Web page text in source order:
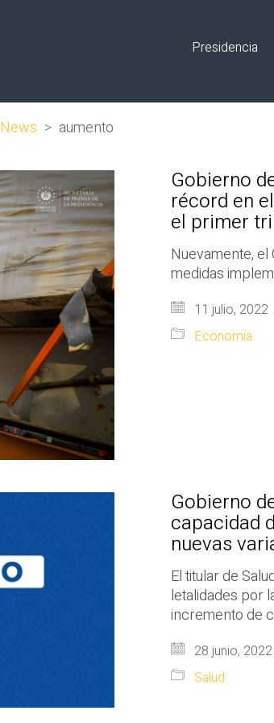
Presidencia
News > aumento
Gobierno
récord en
el primer
Nuevamente,
medidas
11 julio, 2022
Economía
Gobierno
capacidad
nuevas
El titular de
letalidades por
incremento de
28 junio, 2022
Salud